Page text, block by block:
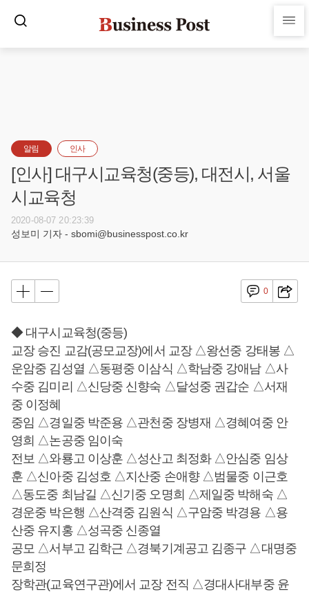
알림 인사
[인사] 대구시교육청(중등), 대전시, 서울
시교육청
2020-08-07 20:23:39
성보미 기자 - sbomi@businesspost.co.kr
0
◆ 대구시교육청(중등)
교장 승진 교감(공모교장)에서 교장 △왕선중 강태봉 △
운암중 김성열 △동평중 이삼식 △학남중 강애남 △사
수중 김미리 △신당중 신향숙 △달성중 권갑순 △서재
중 이정혜
중임 △경일중 박준용 △관천중 장병재 △경혜여중 안
영희 △논공중 임이숙
전보 △와룡고 이상훈 △성산고 최정화 △안심중 임상
훈 △신아중 김성호 △지산중 손애향 △범물중 이근호
△동도중 최남길 △신기중 오명희 △제일중 박해숙 △
경운중 박은행 △산격중 김원식 △구암중 박경용 △용
산중 유지홍 △성곡중 신종열
공모 △서부고 김학근 △경북기계공고 김종구 △대명중
문희정
장학관(교육연구관)에서 교장 전직 △경대사대부중 윤